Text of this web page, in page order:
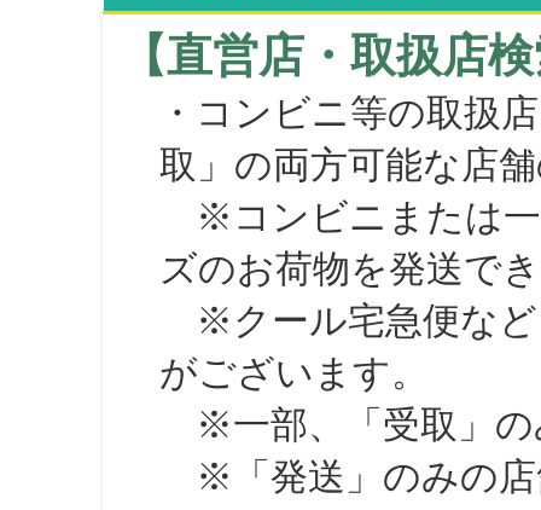
【直営店・取扱店
・コンビニ等の取扱
取」の両方可能な店
※コンビニまたは一
ズのお荷物を発送で
※クール宅急便など
がございます。
※一部、「受取」の
※「発送」のみの店